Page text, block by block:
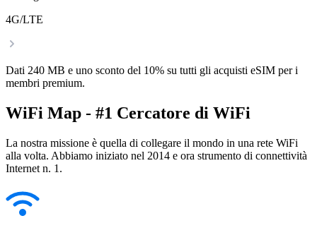
4G/LTE
Dati 240 MB e uno sconto del 10% su tutti gli acquisti eSIM per i
membri premium.
WiFi Map - #1 Cercatore di WiFi
La nostra missione è quella di collegare il mondo in una rete WiFi
alla volta. Abbiamo iniziato nel 2014 e ora strumento di connettività
Internet n. 1.